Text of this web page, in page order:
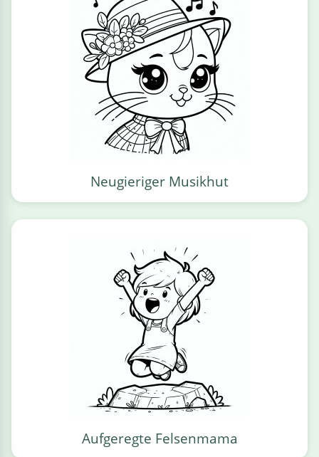
Neugieriger Musikhut
Aufgeregte Felsenmama